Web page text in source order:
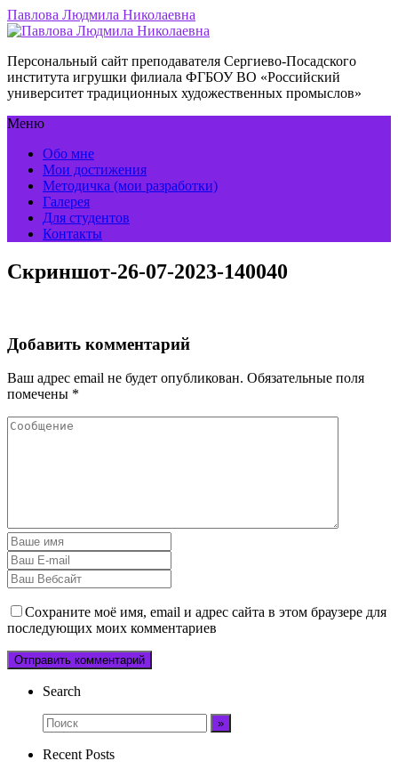
Павлова Людмила Николаевна
Персональный сайт преподавателя Сергиево-Посадского
института игрушки филиала ФГБОУ ВО «Российский
университет традиционных художественных промыслов»
Меню
Обо мне
Мои достижения
Методичка (мои разработки)
Галерея
Для студентов
Контакты
Скриншот-26-07-2023-140040
Добавить комментарий
Ваш адрес email не будет опубликован. Обязательные поля
помечены *
Сохраните моё имя, email и адрес сайта в этом браузере для
последующих моих комментариев
Search
Recent Posts